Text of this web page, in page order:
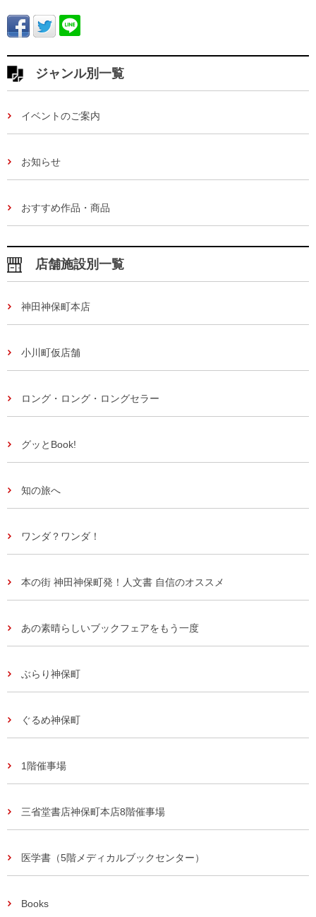
ジャンル別一覧
イベントのご案内
お知らせ
おすすめ作品・商品
店舗施設別一覧
神田神保町本店
小川町仮店舗
ロング・ロング・ロングセラー
グッとBook!
知の旅へ
ワンダ？ワンダ！
本の街 神田神保町発！人文書 自信のオススメ
あの素晴らしいブックフェアをもう一度
ぶらり神保町
ぐるめ神保町
1階催事場
三省堂書店神保町本店8階催事場
医学書（5階メディカルブックセンター）
Books